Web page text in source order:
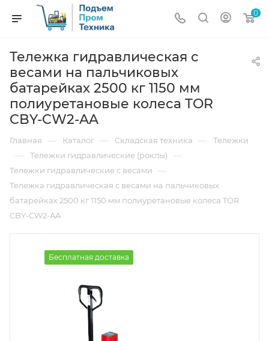
0
Тележка гидравлическая с
весами на пальчиковых
батарейках 2500 кг 1150 мм
полиуретановые колеса TOR
CBY-CW2-AA
Главная — Каталог — Складская техника — Тележки
— Тележки гидравлические (роклы) —
Тележки гидравлические с весами —
Тележка гидравлическая с весами на пальчиковых
батарейках 2500 кг 1150 мм полиуретановые колеса TOR
CBY-CW2-AA
Бесплатная доставка